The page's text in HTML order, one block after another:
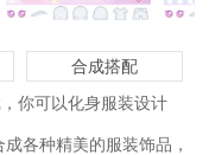
合成搭配
你可以化身服装设计
各种精美的服装饰品，